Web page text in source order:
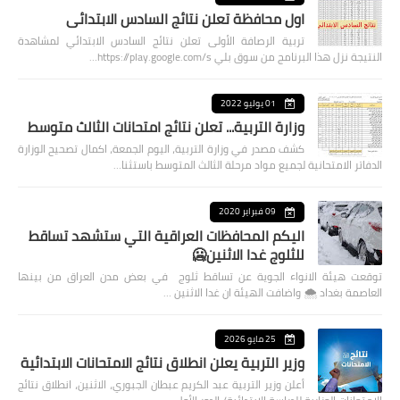
اول محافظة تعلن نتائج السادس الابتدائي
تربية الرصافة الأولى تعلن نتائج السادس الابتدائي لمشاهدة
النتيجة نزل هذا البرنامج من سوق بلي https://play.google.com/s…
01 يوليو 2022
وزارة التربية... تعلن نتائج امتحانات الثالث متوسط
كشف مصدر في وزارة التربية، اليوم الجمعة، اكمال تصحيح الوزارة
الدفاتر الامتحانية لجميع مواد مرحلة الثالث المتوسط باستثنا…
09 فبراير 2020
اليكم المحافظات العراقية التي ستشهد تساقط
للثلوج غدا الاثنين🥶
توقعت هيئة الانواء الجوية عن تساقط ثلوج في بعض مدن العراق من بينها
العاصمة بغداد ⁦🌨️⁩ واضافت الهيئة ان غدا الاثنين …
25 مايو 2026
وزير التربية يعلن انطلاق نتائج الامتحانات الابتدائية
أعلن وزير التربية عبد الكريم عبطان الجبوري، الاثنين، انطلاق نتائج